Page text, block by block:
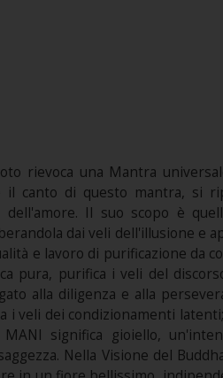
rievoca una Mantra
il canto di questo mantra, si
dell'amore. Il suo scopo è
dai veli dell'illusione e
e lavoro di purificazione da
pura, purifica i veli del
alla diligenza e alla
i veli dei condizionamenti
MANI significa gioiello,
Nella Visione del